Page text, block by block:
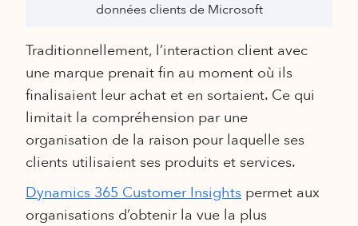
données clients de Microsoft
Traditionnellement, l’interaction client avec
une marque prenait fin au moment où ils
finalisaient leur achat et en sortaient. Ce qui
limitait la compréhension par une
organisation de la raison pour laquelle ses
clients utilisaient ses produits et services.
Dynamics 365 Customer Insights permet aux
organisations d’obtenir la vue la plus